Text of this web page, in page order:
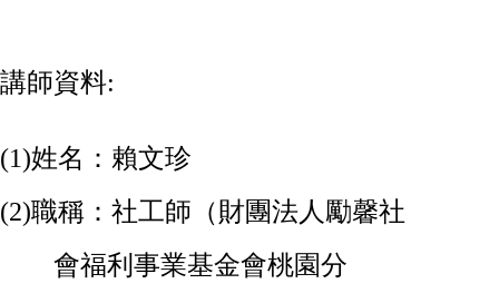
講師資料:
(1)姓名：賴文珍
(2)職稱：社工師（財團法人勵馨社
會福利事業基金會桃園分